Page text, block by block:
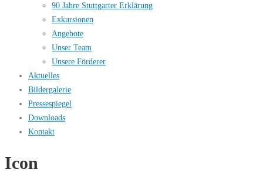
90 Jahre Stuttgarter Erklärung
Exkursionen
Angebote
Unser Team
Unsere Förderer
Aktuelles
Bildergalerie
Pressespiegel
Downloads
Kontakt
Icon